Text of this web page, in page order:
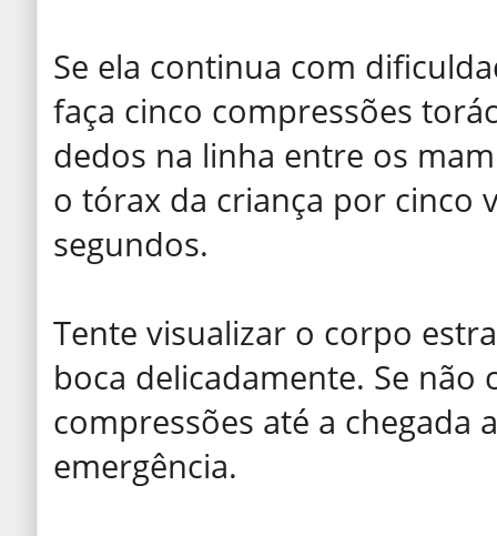
Se ela continua com
faça cinco compressões
dedos na linha entre os
o tórax da criança por cinco
segundos.
Tente visualizar o corpo
boca delicadamente. Se não
compressões até a chegada
emergência.